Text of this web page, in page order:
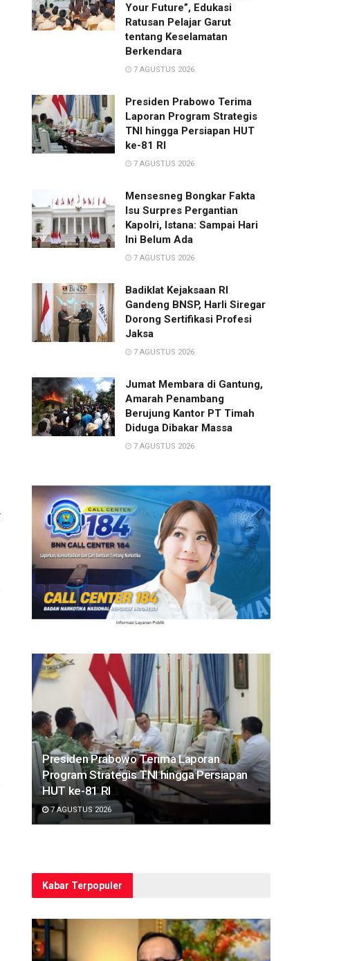
Your Future”, Edukasi
Ratusan Pelajar Garut
tentang Keselamatan
Berkendara
7 AGUSTUS 2026
Presiden Prabowo Terima
Laporan Program Strategis
TNI hingga Persiapan HUT
ke-81 RI
7 AGUSTUS 2026
Mensesneg Bongkar Fakta
Isu Surpres Pergantian
Kapolri, Istana: Sampai Hari
Ini Belum Ada
7 AGUSTUS 2026
Badiklat Kejaksaan RI
Gandeng BNSP, Harli Siregar
Dorong Sertifikasi Profesi
Jaksa
7 AGUSTUS 2026
Jumat Membara di Gantung,
Amarah Penambang
Berujung Kantor PT Timah
Diduga Dibakar Massa
7 AGUSTUS 2026
Presiden Prabowo Terima Laporan
Program Strategis TNI hingga Persiapan
HUT ke-81 RI
7 AGUSTUS 2026
Kabar Terpopuler